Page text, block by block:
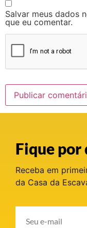
Salvar meus dados
que eu comentar.
Fique por
Receba em
da Casa da